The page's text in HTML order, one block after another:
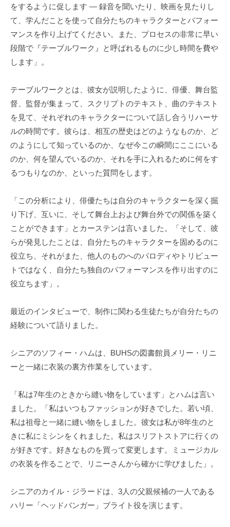
をするように促します — 録音を聞いたり、映画を見たりし
て、学んだことを使って自分たちのキャラクターとパフォー
マンスを作り上げてください。また、プロセスの非常に早い
段階で『テーブルワーク』と呼ばれるものに少し時間を費や
します」。
テーブルワークとは、彼女が説明したように、俳優、舞台監
督、監督が集まって、スクリプトのテキスト、曲のテキスト
を見て、それぞれのキャラクターについて話し合うリハーサ
ルの時間です。彼らは、相互の歴史はどのようなものか、ど
のようにして知っているのか、なぜ今この瞬間にここにいる
のか、何を望んでいるのか、それを手に入れるために何をす
るつもりなのか、といった質問をします。
「この分析により、俳優たちは自分のキャラクターを深く掘
り下げ、互いに、そして舞台上および舞台外での関係を築く
ことができます」とカーステンは言いました。「そして、彼
らが発見したことは、自分たちのキャラクターを固めるのに
役立ち、それがまた、他人のものへのパロディやトリビュー
トではなく、自分たち独自のパフォーマンスを作り出すのに
役立ちます」。
最近のインタビューで、制作に関わる生徒たちが自分たちの
経験について語りました。
シニアのソフィー・ハムは、BUHSの図書館員メリー・リニ
ーと一緒に衣装の裏方作業をしています。
「私は7年生のときから縫い物をしています」とハムは言い
ました。「私はいつもファッションが好きでした。若い頃、
私は祖母と一緒に縫い物をしました。彼女は私が8年生のと
きに私にミシンをくれました。私はスリフトストアに行くの
が好きです。好きなものを買って変更します。ミュージカル
の衣装を作ることで、リニーさんから確かに学びました」。
シニアのカイル・ジラードは、3人の父親候補の一人である
ハリー「ヘッドバンガー」ブライト役を演じます。